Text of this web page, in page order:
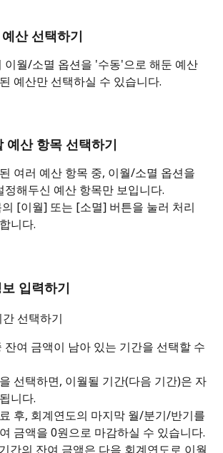
산 선택하기
이월/소멸 옵션을 '수동'으로 해둔 예산
예산만 선택하실 수 있습니다.
예산 항목 선택하기
여러 예산 항목 중, 이월/소멸 옵션을
해두신 예산 항목만 보입니다.
[이월] 또는 [소멸] 버튼을 눌러 처리
니다.
입력하기
선택하기
잔여 금액이 남아 있는 기간을 선택할 수
선택하면, 이월될 기간(다음 기간)은 자
니다.
후, 회계연도의 마지막 월/분기/반기를
금액을 0원으로 마감하실 수 있습니다.
간의 잔여 금액은 다음 회계연도로 이월